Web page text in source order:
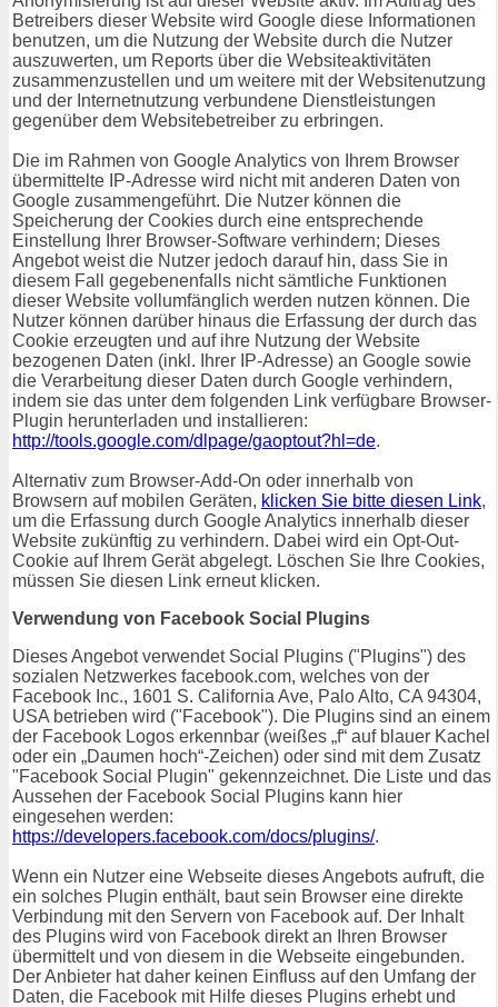
Betreibers dieser Website wird Google diese Informationen
benutzen, um die Nutzung der Website durch die Nutzer
auszuwerten, um Reports über die Websiteaktivitäten
zusammenzustellen und um weitere mit der Websitenutzung
und der Internetnutzung verbundene Dienstleistungen
gegenüber dem Websitebetreiber zu erbringen.
Die im Rahmen von Google Analytics von Ihrem Browser
übermittelte IP-Adresse wird nicht mit anderen Daten von
Google zusammengeführt. Die Nutzer können die
Speicherung der Cookies durch eine entsprechende
Einstellung Ihrer Browser-Software verhindern; Dieses
Angebot weist die Nutzer jedoch darauf hin, dass Sie in
diesem Fall gegebenenfalls nicht sämtliche Funktionen
dieser Website vollumfänglich werden nutzen können. Die
Nutzer können darüber hinaus die Erfassung der durch das
Cookie erzeugten und auf ihre Nutzung der Website
bezogenen Daten (inkl. Ihrer IP-Adresse) an Google sowie
die Verarbeitung dieser Daten durch Google verhindern,
indem sie das unter dem folgenden Link verfügbare Browser-
Plugin herunterladen und installieren:
http://tools.google.com/dlpage/gaoptout?hl=de.
Alternativ zum Browser-Add-On oder innerhalb von
Browsern auf mobilen Geräten, klicken Sie bitte diesen Link,
um die Erfassung durch Google Analytics innerhalb dieser
Website zukünftig zu verhindern. Dabei wird ein Opt-Out-
Cookie auf Ihrem Gerät abgelegt. Löschen Sie Ihre Cookies,
müssen Sie diesen Link erneut klicken.
Verwendung von Facebook Social Plugins
Dieses Angebot verwendet Social Plugins ("Plugins") des
sozialen Netzwerkes facebook.com, welches von der
Facebook Inc., 1601 S. California Ave, Palo Alto, CA 94304,
USA betrieben wird ("Facebook"). Die Plugins sind an einem
der Facebook Logos erkennbar (weißes „f“ auf blauer Kachel
oder ein „Daumen hoch“-Zeichen) oder sind mit dem Zusatz
"Facebook Social Plugin" gekennzeichnet. Die Liste und das
Aussehen der Facebook Social Plugins kann hier
eingesehen werden:
https://developers.facebook.com/docs/plugins/.
Wenn ein Nutzer eine Webseite dieses Angebots aufruft, die
ein solches Plugin enthält, baut sein Browser eine direkte
Verbindung mit den Servern von Facebook auf. Der Inhalt
des Plugins wird von Facebook direkt an Ihren Browser
übermittelt und von diesem in die Webseite eingebunden.
Der Anbieter hat daher keinen Einfluss auf den Umfang der
Daten, die Facebook mit Hilfe dieses Plugins erhebt und